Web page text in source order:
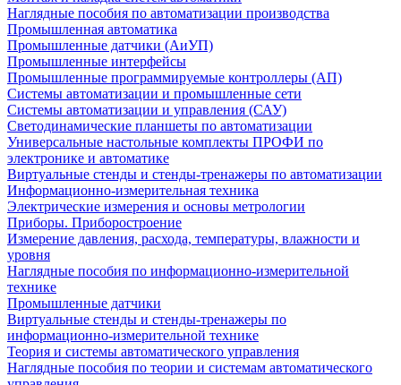
Наглядные пособия по автоматизации производства
Промышленная автоматика
Промышленные датчики (АиУП)
Промышленные интерфейсы
Промышленные программируемые контроллеры (АП)
Системы автоматизации и промышленные сети
Системы автоматизации и управления (САУ)
Светодинамические планшеты по автоматизации
Универсальные настольные комплекты ПРОФИ по
электронике и автоматике
Виртуальные стенды и стенды-тренажеры по автоматизации
Информационно-измерительная техника
Электрические измерения и основы метрологии
Приборы. Приборостроение
Измерение давления, расхода, температуры, влажности и
уровня
Наглядные пособия по информационно-измерительной
технике
Промышленные датчики
Виртуальные стенды и стенды-тренажеры по
информационно-измерительной технике
Теория и системы автоматического управления
Наглядные пособия по теории и системам автоматического